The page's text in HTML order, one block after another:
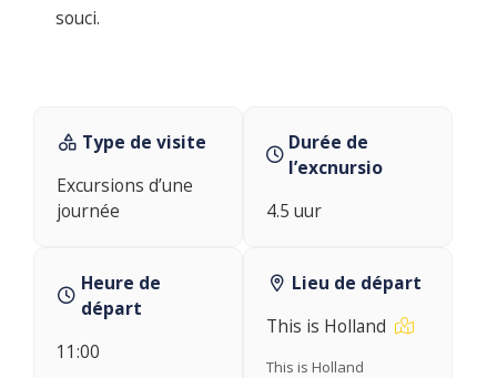
souci.
Type de visite
Excursions d’une
journée
Durée de
l’excnursio
4.5 uur
Heure de
départ
11:00
Lieu de départ
This is Holland
This is Holland